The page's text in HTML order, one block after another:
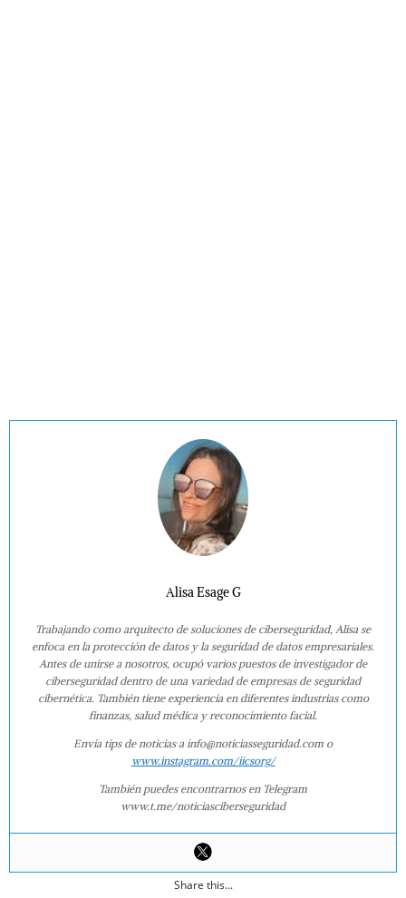
Alisa Esage G
Trabajando como arquitecto de soluciones de ciberseguridad, Alisa se
enfoca en la protección de datos y la seguridad de datos empresariales.
Antes de unirse a nosotros, ocupó varios puestos de investigador de
ciberseguridad dentro de una variedad de empresas de seguridad
cibernética. También tiene experiencia en diferentes industrias como
finanzas, salud médica y reconocimiento facial.
Envía tips de noticias a info@noticiasseguridad.com o
www.instagram.com/iicsorg/
También puedes encontrarnos en Telegram
www.t.me/noticiasciberseguridad
Share this...